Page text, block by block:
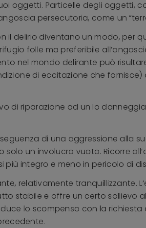
oggetti. Particelle degli oggetti,
persecutoria, come un
il delirio diventano un modo, per
folle ma preferibile
nel mondo delirante può
di eccitazione che
di riparazione ad un Io
di una aggressione alla
un involucro vuoto. Ricorre
integro e meno in pericolo di
relativamente tranquillizzante.
stabile e offre un certo sollievo
lo scompenso con la richiesta